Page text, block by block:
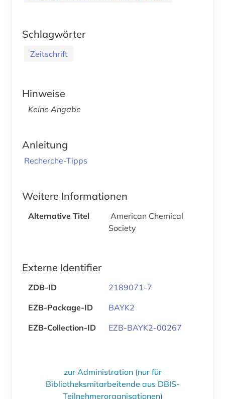
Schlagwörter
Zeitschrift
Hinweise
Keine Angabe
Anleitung
Recherche-Tipps
Weitere Informationen
Alternative Titel
American Chemical
Society
Externe Identifier
ZDB-ID
2189071-7
EZB-Package-ID
BAYK2
EZB-Collection-ID
EZB-BAYK2-00267
zur Administration (nur für
Bibliotheksmitarbeitende aus DBIS-
Teilnehmerorganisationen)